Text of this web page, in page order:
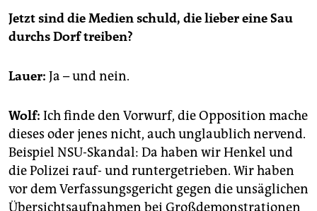
Jetzt sind die Me­di­en schuld, die lie­ber eine Sau
durchs Dorf trei­ben?
Lauer: Ja – und nein.
Wolf: Ich finde den Vor­wurf, die Op­po­si­ti­on mache
die­ses oder jenes nicht, auch un­glaub­lich ner­vend.
Bei­spiel NSU-Skan­dal: Da haben wir Hen­kel und
die Po­li­zei rauf- und run­ter­ge­trie­ben. Wir haben
vor dem Ver­fas­sungs­ge­richt gegen die un­säg­li­chen
Über­sichts­auf­nah­men bei Groß­de­mons­tra­tio­nen